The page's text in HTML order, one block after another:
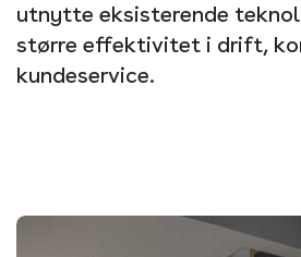
utnytte eksisterende
større effektivitet i drift,
kundeservice.